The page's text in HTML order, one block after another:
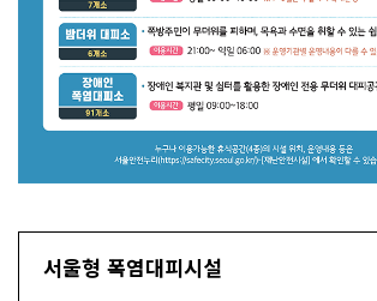
서울형 폭염대피시설